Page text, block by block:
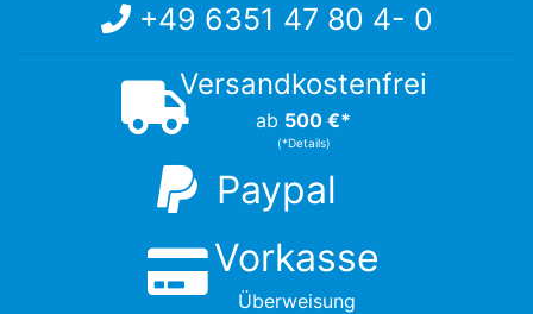
+49 6351 47 80 4- 0
Versandkostenfrei
ab 500 €*
(*Details)
Paypal
Vorkasse
Überweisung